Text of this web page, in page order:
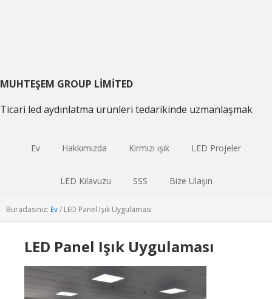
MUHTEŞEM GROUP LIMITED
Ticari led aydınlatma ürünleri tedarikinde uzmanlaşmak
Ev Hakkımızda Kırmızı ışık LED Projeler
LED Kılavuzu SSS Bize Ulaşın
Buradasınız: Ev/ LED Panel Işık Uygulaması
LED Panel Işık Uygulaması